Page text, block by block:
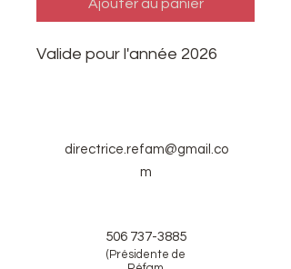
Ajouter au panier
Valide pour l'année 2026
directrice.refam@gmail.co
m
506 737-3885
(Présidente de